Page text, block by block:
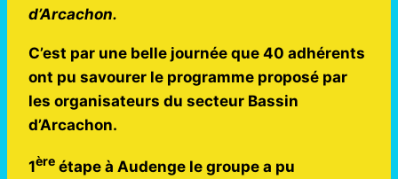
d’Arcachon.
C’est par une belle journée que 40 adhérents
ont pu savourer le programme proposé par
les organisateurs du secteur Bassin
d’Arcachon.
1ère étape à Audenge le groupe a pu